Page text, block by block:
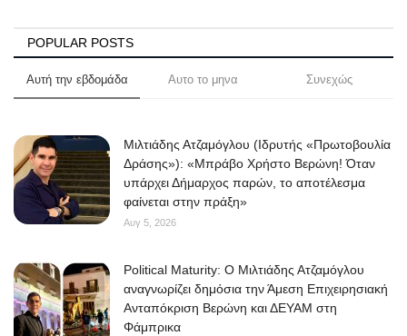
POPULAR POSTS
Αυτή την εβδομάδα Αυτο το μηνα Συνεχώς
Μιλτιάδης Ατζαμόγλου (Ιδρυτής «Πρωτοβουλία
Δράσης»): «Μπράβο Χρήστο Βερώνη! Όταν
υπάρχει Δήμαρχος παρών, το αποτέλεσμα
φαίνεται στην πράξη»
Αυγ 5, 2026
Political Maturity: Ο Μιλτιάδης Ατζαμόγλου
αναγνωρίζει δημόσια την Άμεση Επιχειρησιακή
Ανταπόκριση Βερώνη και ΔΕΥΑΜ στη
Φάμπρικα